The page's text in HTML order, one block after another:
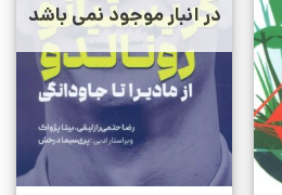
در انبار موجود نمی باشد